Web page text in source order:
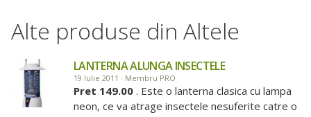
Alte produse din Altele
LANTERNA ALUNGA INSECTELE
19 Iulie 2011 · Membru PRO
Pret 149.00 . Este o lanterna clasica cu lampa
neon, ce va atrage insectele nesuferite catre o